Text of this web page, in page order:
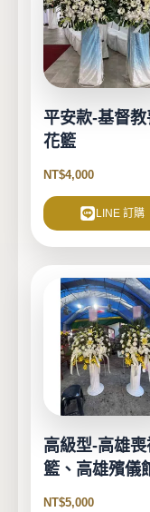
平安款-基督
花籃
NT$4,000
LINE 訂購
高級型-高雄
籃、高雄殯儀
籃
NT$5,000